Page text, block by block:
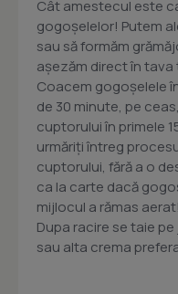
Cât amestecul este
gogoşelelor! Putem
sau să formăm
aşezăm direct în
Coacem gogoşelele
de 30 minute, pe
cuptorului în primele
urmăriţi întreg
cuptorului, fără a o
ca la carte dacă
mijlocul a rămas aerat!
Dupa racire se taie
sau alta crema